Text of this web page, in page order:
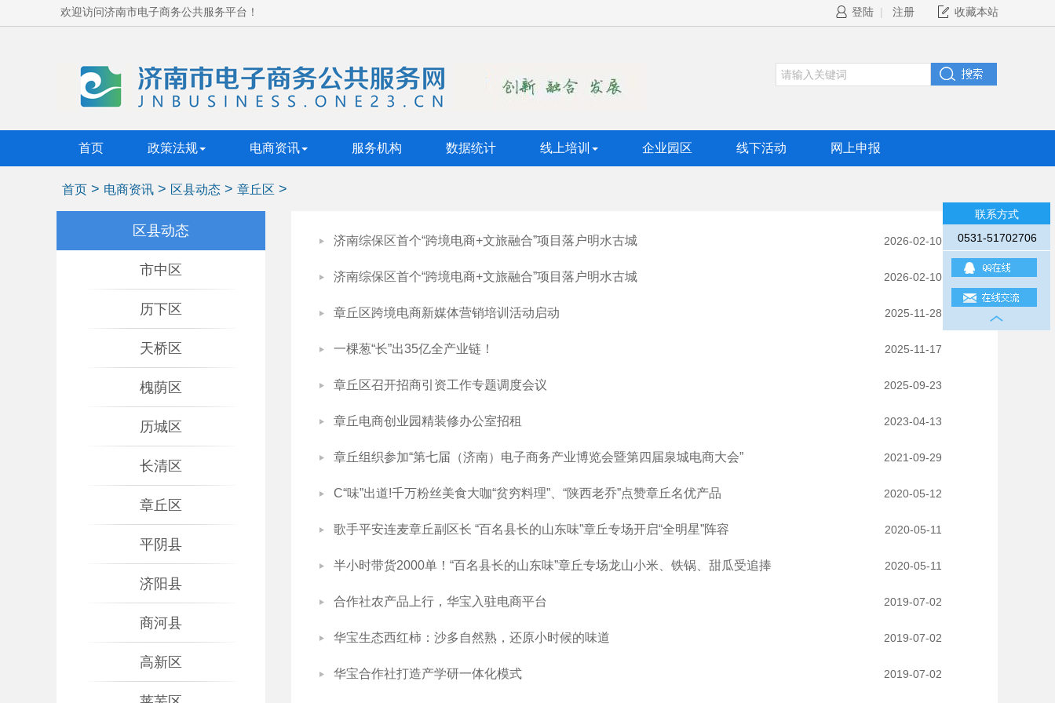
欢迎访问济南市电子商务公共服务平台！ 收藏本站
登陆 | 注册
联系方式
0531-51702706
首页 政策法规 电商资讯 服务机构 数据统计 线上培训 企业园区 线下活动 网上申报
首页 > 电商资讯 > 区县动态 > 章丘区 >
区县动态
市中区
历下区
天桥区
槐荫区
历城区
长清区
章丘区
平阴县
济阳县
商河县
高新区
济南综保区首个“跨境电商+文旅融合”项目落户明水古城 2026-02-10
济南综保区首个“跨境电商+文旅融合”项目落户明水古城 2026-02-10
章丘区跨境电商新媒体营销培训活动启动 2025-11-28
一棵葱“长”出35亿全产业链！ 2025-11-17
章丘区召开招商引资工作专题调度会议 2025-09-23
章丘电商创业园精装修办公室招租 2023-04-13
章丘组织参加“第七届（济南）电子商务产业博览会暨第四届泉城电商大会” 2021-09-29
C“味”出道!千万粉丝美食大咖“贫穷料理”、“陕西老乔”点赞章丘名优产品 2020-05-12
歌手平安连麦章丘副区长 “百名县长的山东味”章丘专场开启“全明星”阵容 2020-05-11
半小时带货2000单！“百名县长的山东味”章丘专场龙山小米、铁锅、甜瓜受追捧 2020-05-11
合作社农产品上行，华宝入驻电商平台 2019-07-02
华宝生态西红柿：沙多自然熟，还原小时候的味道 2019-07-02
华宝合作社打造产学研一体化模式 2019-07-02